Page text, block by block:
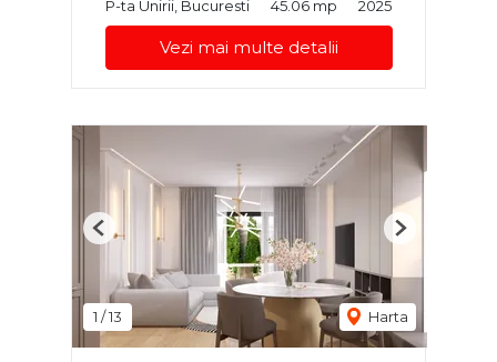
P-ta Unirii, Bucuresti
45.06 mp 2025
Vezi mai multe detalii
1 /13 Harta
Previous Next